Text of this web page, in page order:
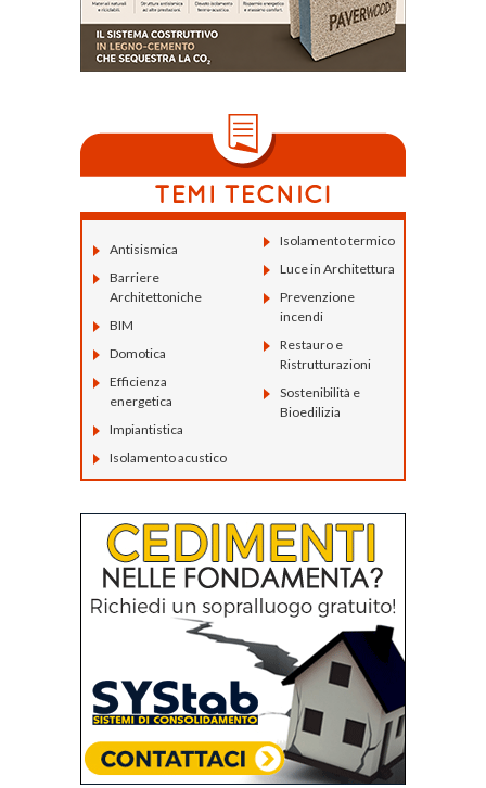
Antisismica
Barriere
Architettoniche
BIM
Domotica
Efficienza
energetica
Impiantistica
Isolamento acustico
Isolamento termico
Luce in Architettura
Prevenzione
incendi
Restauro e
Ristrutturazioni
Sostenibilità e
Bioedilizia